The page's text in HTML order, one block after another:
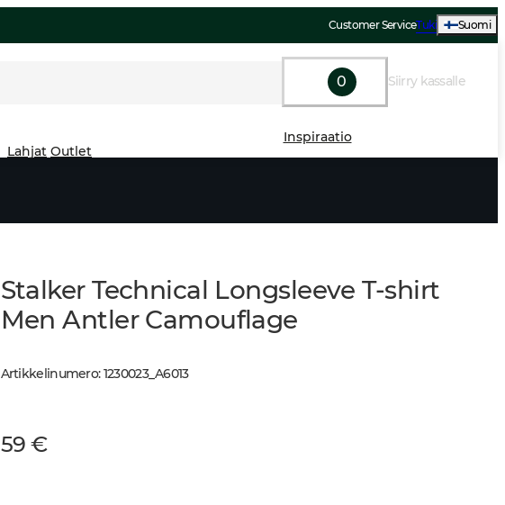
Customer ServiceTuki Suomi
0 Siirry kassalle
Lahjat Outlet
Inspiraatio
Stalker Technical Longsleeve T-shirt
Men Antler Camouflage
Artikkelinumero:1230023_A6013
59 €